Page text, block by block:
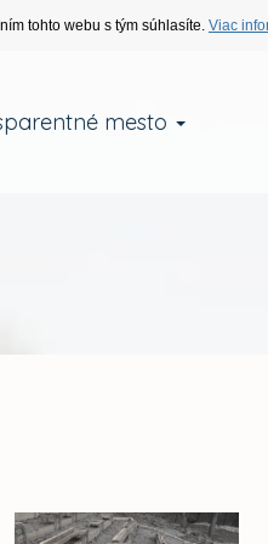
tohto webu s tým súhlasíte. Viac
mesto